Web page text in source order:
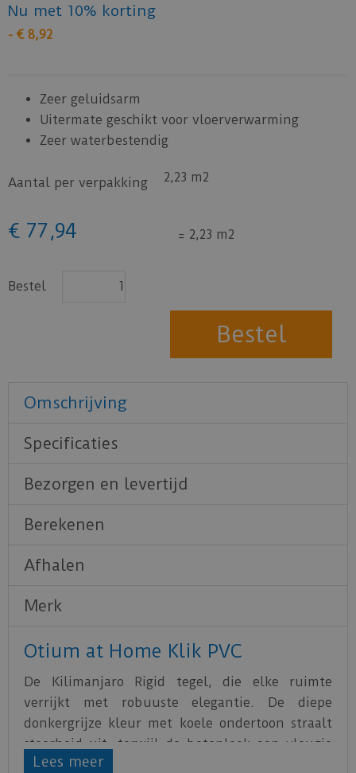
Nu met 10% korting
- € 8,92
Zeer geluidsarm
Uitermate geschikt voor vloerverwarming
Zeer waterbestendig
Aantal per verpakking 2,23 m2
€ 77,94 = 2,23 m2
Bestel
Omschrijving
Specificaties
Bezorgen en levertijd
Berekenen
Afhalen
Merk
Otium at Home Klik PVC
De Kilimanjaro Rigid tegel, die elke ruimte
verrijkt met robuuste elegantie. De diepe
donkergrijze kleur met koele ondertoon straalt
stoerheid uit, terwijl de betonlook een vleugje
industriële flair toevoegt. Deze vloer is perfect
Lees meer